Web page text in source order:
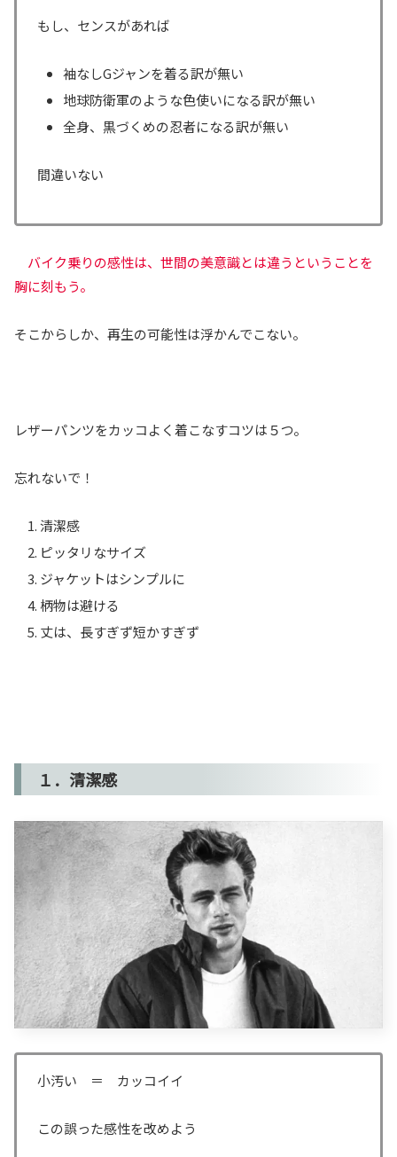
もし、センスがあれば
袖なしGジャンを着る訳が無い
地球防衛軍のような色使いになる訳が無い
全身、黒づくめの忍者になる訳が無い
間違いない
バイク乗りの感性は、世間の美意識とは違うということを
胸に刻もう。
そこからしか、再生の可能性は浮かんでこない。
レザーパンツをカッコよく着こなすコツは５つ。
忘れないで！
清潔感
ピッタリなサイズ
ジャケットはシンプルに
柄物は避ける
丈は、長すぎず短かすぎず
１．清潔感
小汚い ＝ カッコイイ
この誤った感性を改めよう